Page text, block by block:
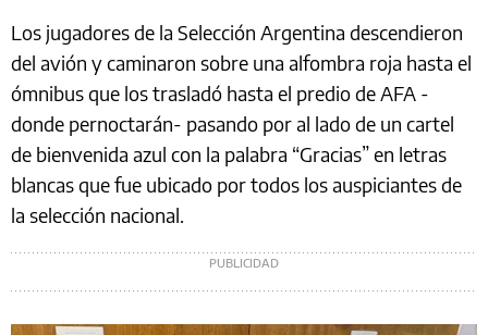
Los jugadores de la Selección Argentina descendieron
del avión y caminaron sobre una alfombra roja hasta el
ómnibus que los trasladó hasta el predio de AFA -
donde pernoctarán- pasando por al lado de un cartel
de bienvenida azul con la palabra “Gracias” en letras
blancas que fue ubicado por todos los auspiciantes de
la selección nacional.